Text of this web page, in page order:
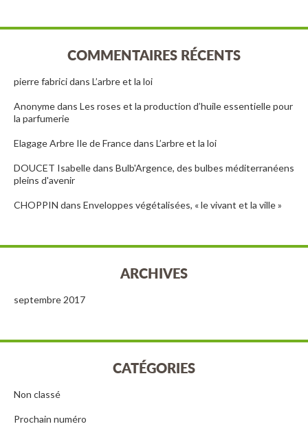
COMMENTAIRES RÉCENTS
pierre fabricidans L’arbre et la loi
Anonymedans Les roses et la production d’huile essentielle pour
la parfumerie
Elagage Arbre Ile de Francedans L’arbre et la loi
DOUCET Isabelledans Bulb'Argence, des bulbes méditerranéens
pleins d'avenir
CHOPPIN dans Enveloppes végétalisées, « le vivant et la ville »
ARCHIVES
septembre 2017
CATÉGORIES
Non classé
Prochain numéro